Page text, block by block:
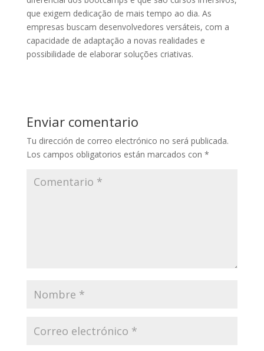
que exigem dedicação de mais tempo ao dia. As
empresas buscam desenvolvedores versáteis, com a
capacidade de adaptação a novas realidades e
possibilidade de elaborar soluções criativas.
Enviar comentario
Tu dirección de correo electrónico no será publicada.
Los campos obligatorios están marcados con *